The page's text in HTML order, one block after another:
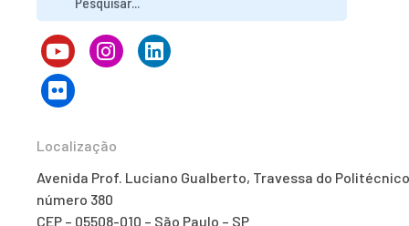
Localização
Avenida Prof. Luciano Gualberto, Travessa do
número 380
CEP – 05508-010 – São Paulo – SP